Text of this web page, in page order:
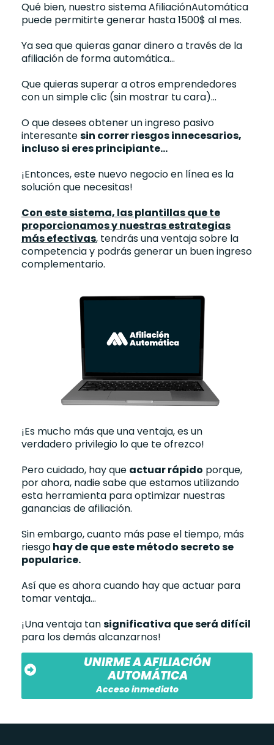
Qué bien, nuestro sistema AfiliaciónAutomática
puede permitirte generar hasta 1500$ al mes.
Ya sea que quieras ganar dinero a través de la
afiliación de forma automática...
Que quieras superar a otros emprendedores
con un simple clic (sin mostrar tu cara)...
O que desees obtener un ingreso pasivo
interesantesin correr riesgos innecesarios,
incluso si eres principiante...
¡Entonces, este nuevo negocio en línea es la
solución que necesitas!
Con este sistema, las plantillas que te
proporcionamos y nuestras estrategias
más efectivas, tendrás una ventaja sobre la
competencia y podrás generar un buen ingreso
complementario.
¡Es mucho más que una ventaja, es un
verdadero privilegio lo que te ofrezco!
Pero cuidado, hay que actuar rápido porque,
por ahora, nadie sabe que estamos utilizando
esta herramienta para optimizar nuestras
ganancias de afiliación.
Sin embargo, cuanto más pase el tiempo, más
riesgohay de que este método secreto se
popularice.
Así que es ahora cuando hay que actuar para
tomar ventaja...
¡Una ventaja tansignificativa que será difícil
para los demás alcanzarnos!
UNIRME A AFILIACIÓN
AUTOMÁTICA
Acceso inmediato